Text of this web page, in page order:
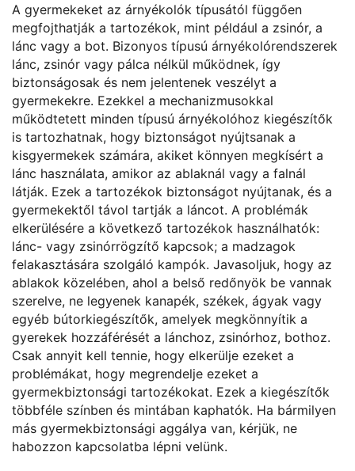
A gyermekeket az árnyékolók típusától függően
megfojthatják a tartozékok, mint például a zsinór, a
lánc vagy a bot. Bizonyos típusú árnyékolórendszerek
lánc, zsinór vagy pálca nélkül működnek, így
biztonságosak és nem jelentenek veszélyt a
gyermekekre. Ezekkel a mechanizmusokkal
működtetett minden típusú árnyékolóhoz kiegészítők
is tartozhatnak, hogy biztonságot nyújtsanak a
kisgyermekek számára, akiket könnyen megkísért a
lánc használata, amikor az ablaknál vagy a falnál
látják. Ezek a tartozékok biztonságot nyújtanak, és a
gyermekektől távol tartják a láncot. A problémák
elkerülésére a következő tartozékok használhatók:
lánc- vagy zsinórrögzítő kapcsok; a madzagok
felakasztására szolgáló kampók. Javasoljuk, hogy az
ablakok közelében, ahol a belső redőnyök be vannak
szerelve, ne legyenek kanapék, székek, ágyak vagy
egyéb bútorkiegészítők, amelyek megkönnyítik a
gyerekek hozzáférését a lánchoz, zsinórhoz, bothoz.
Csak annyit kell tennie, hogy elkerülje ezeket a
problémákat, hogy megrendelje ezeket a
gyermekbiztonsági tartozékokat. Ezek a kiegészítők
többféle színben és mintában kaphatók. Ha bármilyen
más gyermekbiztonsági aggálya van, kérjük, ne
habozzon kapcsolatba lépni velünk.